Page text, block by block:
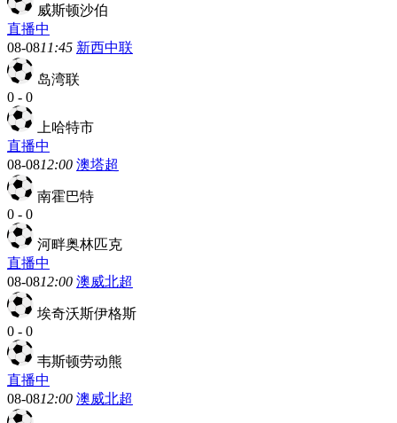
威斯顿沙伯
直播中
08-0811:45 新西中联
岛湾联
0 - 0
上哈特市
直播中
08-0812:00 澳塔超
南霍巴特
0 - 0
河畔奥林匹克
直播中
08-0812:00 澳威北超
埃奇沃斯伊格斯
0 - 0
韦斯顿劳动熊
直播中
08-0812:00 澳威北超